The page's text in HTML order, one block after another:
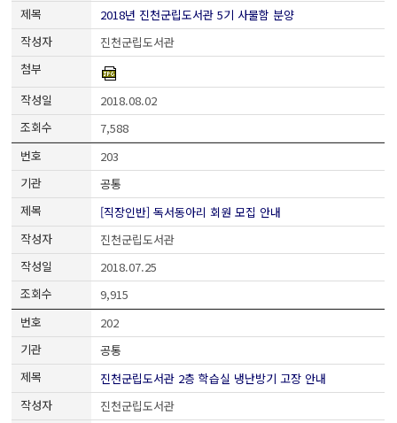
2018년 진천군립도서관 5기 사물함 분양
진천군립도서관
2018.08.02
7,588
203
공통
[직장인반] 독서동아리 회원 모집 안내
진천군립도서관
2018.07.25
9,915
202
공통
진천군립도서관 2층 학습실 냉난방기 고장 안내
진천군립도서관